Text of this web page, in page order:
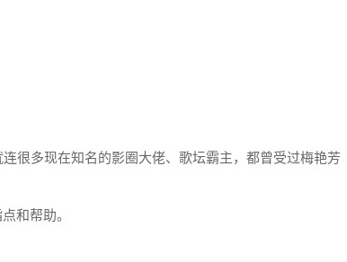
很多现在知名的影圈大佬、歌坛霸主，都曾受过梅艳芳
和帮助。